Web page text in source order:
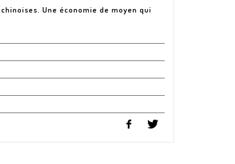
Une économie de moyen qui